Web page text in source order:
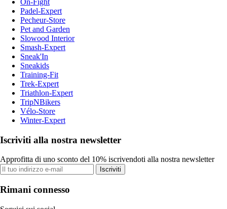
On-Fight
Padel-Expert
Pecheur-Store
Pet and Garden
Slowood Interior
Smash-Expert
Sneak'In
Sneakids
Training-Fit
Trek-Expert
Triathlon-Expert
TripNBikers
Vélo-Store
Winter-Expert
Iscriviti alla nostra newsletter
Approfitta di uno sconto del 10% iscrivendoti alla nostra newsletter
Iscriviti
Rimani connesso